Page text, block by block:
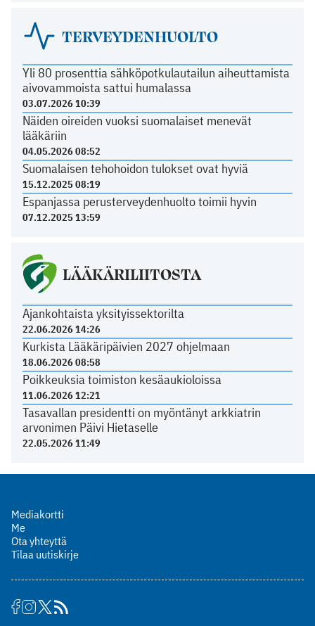
TERVEYDENHUOLTO
Yli 80 prosenttia sähköpotkulautailun aiheuttamista
aivovammoista sattui humalassa
03.07.2026 10:39
Näiden oireiden vuoksi suomalaiset menevät
lääkäriin
04.05.2026 08:52
Suomalaisen tehohoidon tulokset ovat hyviä
15.12.2025 08:19
Espanjassa perusterveydenhuolto toimii hyvin
07.12.2025 13:59
LÄÄKÄRILIITOSTA
Ajankohtaista yksityissektorilta
22.06.2026 14:26
Kurkista Lääkäripäivien 2027 ohjelmaan
18.06.2026 08:58
Poikkeuksia toimiston kesäaukioloissa
11.06.2026 12:21
Tasavallan presidentti on myöntänyt arkkiatrin
arvonimen Päivi Hietaselle
22.05.2026 11:49
Mediakortti
Me
Ota yhteyttä
Tilaa uutiskirje